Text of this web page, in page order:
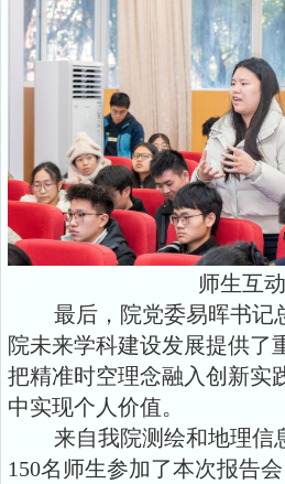
师生互
最后，院党委易晖书记
院未来学科建设发展提供了
把精准时空理念融入创新实
中实现个人价值。
来自我院测绘和地理信
150名师生参加了本次报告会